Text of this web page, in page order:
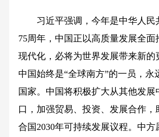
习近平强调，今年是中华人民
75周年，中国正以高质量发展全面
现代化，必将为世界发展带来新的
中国始终是“全球南方”的一员，永
国家。中国将积极扩大从其他发展
口，加强贸易、投资、发展合作，
合国2030年可持续发展议程。中方